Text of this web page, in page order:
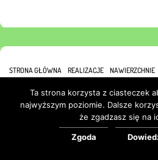
STRONA GŁÓWNA REALIZACJE NAWIERZCHNIE
Ta strona korzysta z ciasteczek
najwyższym poziomie. Dalsze
że zgadzasz się na
Zgoda